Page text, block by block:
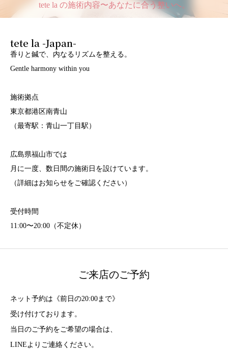
tete la の施術内容〜あなたに合う整いへ。
tete la -Japan-
香りと鍼で、内なるリズムを整える。
Gentle harmony within you
施術拠点
東京都港区南青山
（最寄駅：青山一丁目駅）
広島県福山市では
月に一度、数日間の施術日を設けています。
（詳細はお知らせをご確認ください）
受付時間
11:00〜20:00（不定休）
ご来店のご予約
ネット予約は《前日の20:00まで》
受け付けております。
当日のご予約をご希望の場合は、
LINEよりご連絡ください。